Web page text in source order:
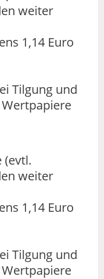
weiter
1,14 Euro
Tilgung und
(evtl.
weiter
1,14 Euro
Tilgung und